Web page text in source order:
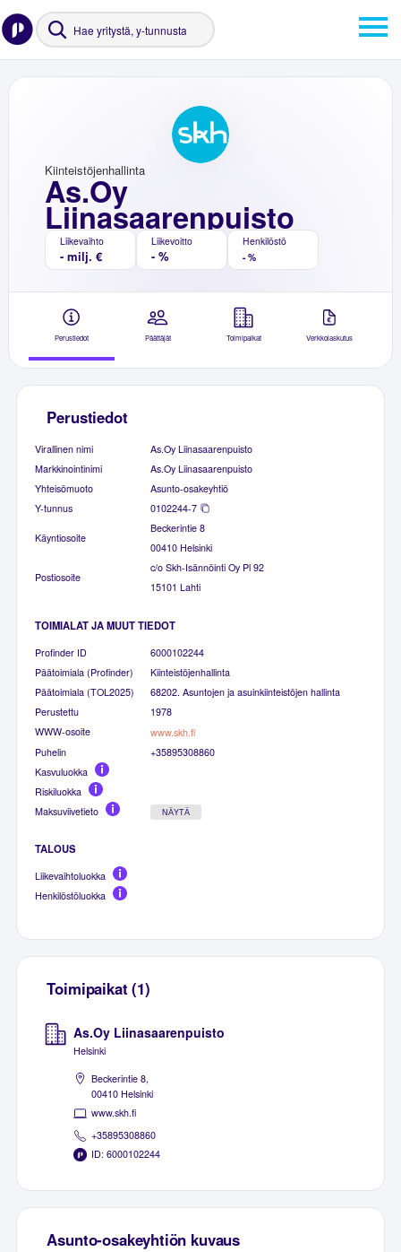
As.Oy
Liinasaarenpuisto
Kiinteistöjenhallinta
Liikevaihto
- milj. €
Liikevoitto
- %
Henkilöstö
- %
Perustiedot Päättäjät Toimipaikat Verkkolaskutus
Perustiedot
Virallinen nimi
As.Oy Liinasaarenpuisto
Markkinointinimi
As.Oy Liinasaarenpuisto
Yhteisömuoto
Asunto-osakeyhtiö
Y-tunnus
0102244-7
Käyntiosoite
Beckerintie 8
00410 Helsinki
Postiosoite
c/o Skh-Isännöinti Oy Pl 92
15101 Lahti
TOIMIALAT JA MUUT TIEDOT
Profinder ID
6000102244
Päätoimiala (Profinder)
Kiinteistöjenhallinta
Päätoimiala (TOL2025)
68202. Asuntojen ja asuinkiinteistöjen hallinta
Perustettu
1978
WWW-osoite
www.skh.fi
Puhelin
+35895308860
Kasvuluokka
Riskiluokka
Maksuviivetieto
NÄYTÄ
TALOUS
Liikevaihtoluokka
Henkilöstöluokka
Toimipaikat (1)
As.Oy Liinasaarenpuisto
Helsinki
Beckerintie 8,
00410 Helsinki
www.skh.fi
+35895308860
ID: 6000102244
Asunto-osakeyhtiön kuvaus